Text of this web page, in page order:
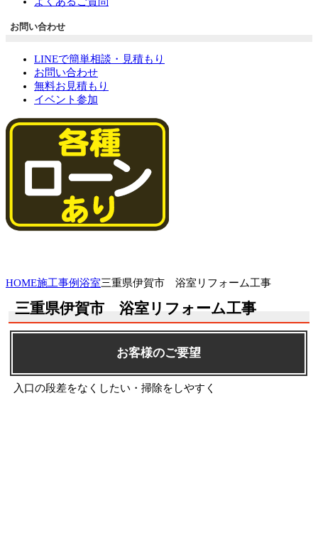
お問い合わせ
LINEで簡単相談・見積もり
お問い合わせ
無料お見積もり
イベント参加
HOME施工事例浴室三重県伊賀市 浴室リフォーム工事
三重県伊賀市 浴室リフォーム工事
お客様のご要望
入口の段差をなくしたい・掃除をしやすく